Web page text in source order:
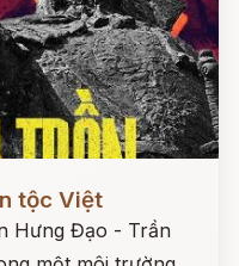
tộc Việt
Hưng Đạo - Trần